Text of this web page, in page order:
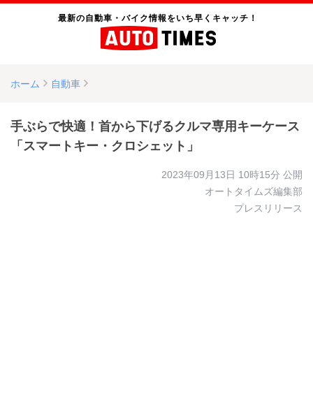
最新の自動車・バイク情報をいち早くキャッチ！
ホーム 自動車
手ぶらで快適！首から下げるクルマ専用キーケース
「スマートキー・クロシェット」
2023年09月13日 10時15分 公開
オートタイムズ編集部
プレスリリース